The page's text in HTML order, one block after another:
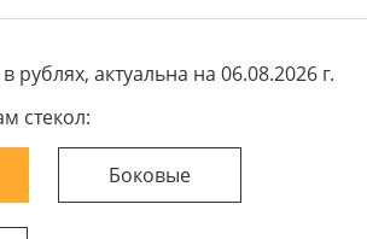
рублях, актуальна на 06.08.2026 г.
стекол:
Боковые